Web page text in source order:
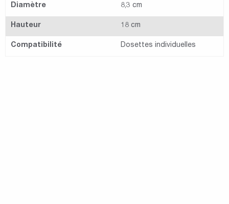
Diamètre 8,3 cm
Hauteur 18 cm
Compatibilité Dosettes individuelles